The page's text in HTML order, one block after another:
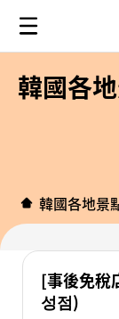
韓國各
韓國各地景
[事後免稅
성점)